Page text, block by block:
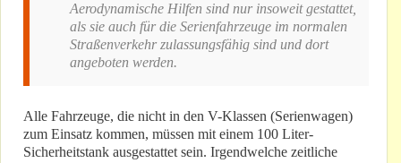
Aerodynamische Hilfen sind nur insoweit gestattet,
als sie auch für die Serienfahrzeuge im normalen
Straßenverkehr zulassungsfähig sind und dort
angeboten werden.
Alle Fahrzeuge, die nicht in den V-Klassen (Serienwagen)
zum Einsatz kommen, müssen mit einem 100 Liter-
Sicherheitstank ausgestattet sein. Irgendwelche zeitliche